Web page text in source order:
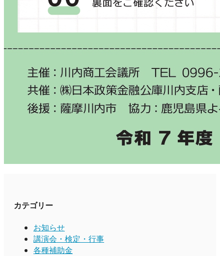
カテゴリー
お知らせ
講演会・検定・行事
各種補助金